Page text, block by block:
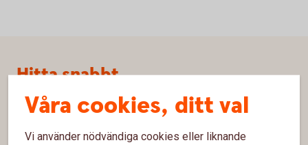
Våra cookies, ditt val
Vi använder nödvändiga cookies eller liknande
Sidfot
Hitta snabbt
Kundservice
Spärrhjälp